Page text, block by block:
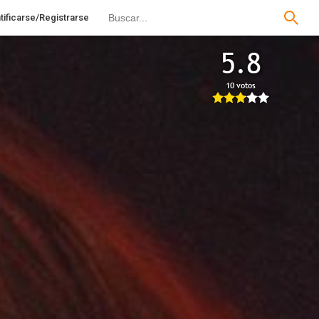
Registrarse
5.8
10 votos